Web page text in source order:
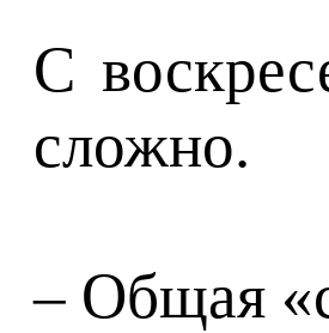
С
сложно.
– Общая